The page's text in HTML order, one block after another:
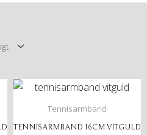
Tennisarmband
TENNISARMBAND 16CM VITGULD